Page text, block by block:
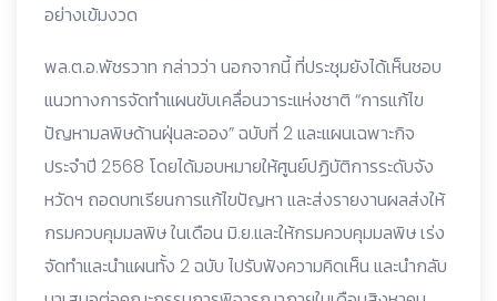
อย่างเข้มงวด
พล.ต.อ.พัชรวาท กล่าวว่า นอกจากนี้ ที่ประชุมยังได้เห็นชอบ
แนวทางการจัดทำแผนขับเคลื่อนวาระแห่งชาติ “การแก้ไข
ปัญหามลพิษด้านฝุ่นละออง” ฉบับที่ 2 และแผนเฉพาะกิจ
ประจำปี 2568 โดยได้มอบหมายให้ศูนย์ปฏิบัติการระดับจัง
หวัดฯ ถอดบทเรียนการแก้ไขปัญหา และส่งรายงานผลส่งให้
กรมควบคุมมลพิษ ในเดือน มิ.ย.และให้กรมควบคุมมลพิษ เร่ง
จัดทำและนำแผนทั้ง 2 ฉบับ ไปรับฟังความคิดเห็น และนำกลับ